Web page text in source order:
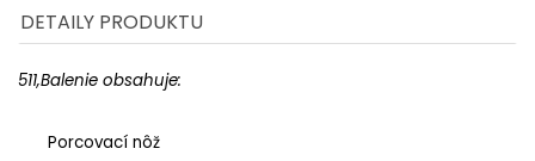
DETAILY PRODUKTU
511,Balenie obsahuje:
Porcovací nôž